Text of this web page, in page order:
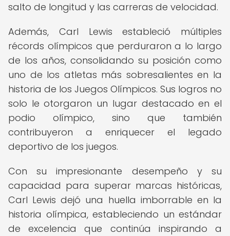
salto de longitud y las carreras de velocidad.
Además, Carl Lewis estableció múltiples
récords olímpicos que perduraron a lo largo
de los años, consolidando su posición como
uno de los atletas más sobresalientes en la
historia de los Juegos Olímpicos. Sus logros no
solo le otorgaron un lugar destacado en el
podio olímpico, sino que también
contribuyeron a enriquecer el legado
deportivo de los juegos.
Con su impresionante desempeño y su
capacidad para superar marcas históricas,
Carl Lewis dejó una huella imborrable en la
historia olímpica, estableciendo un estándar
de excelencia que continúa inspirando a